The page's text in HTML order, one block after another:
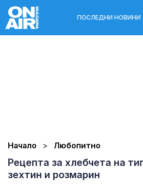
ПОСЛЕДНИ НОВИНИ
Начало Любопитно
Рецепта за хлебчета на
зехтин и розмарин